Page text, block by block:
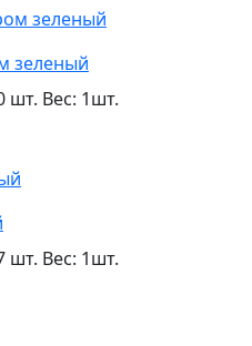
зеленый
шт. Вес: 1шт.
шт. Вес: 1шт.